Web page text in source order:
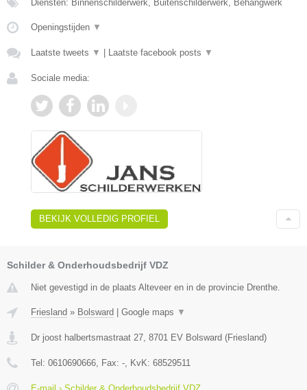
Diensten: Binnenschilderwerk, Buitenschilderwerk, Behangwerk
Openingstijden ▼
Laatste tweets ▼ | Laatste facebook posts ▼
Sociale media:
BEKIJK VOLLEDIG PROFIEL
Schilder & Onderhoudsbedrijf VDZ
Niet gevestigd in de plaats Alteveer en in de provincie Drenthe.
Friesland » Bolsward Google maps ▼
Dr joost halbertsmastraat 27 8701 EV Bolsward (Friesland)
Tel: 0610690666 , Fax: - , KvK: 68529511